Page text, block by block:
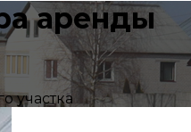
аренды
участка